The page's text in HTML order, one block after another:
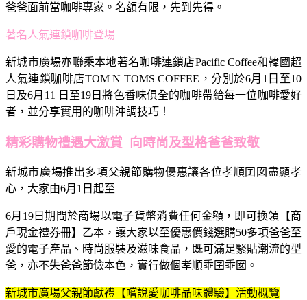
爸爸面前當咖啡專家。名額有限，先到先得。
著名人氣連鎖咖啡登場
新城市廣場亦聯乘本地著名咖啡連鎖店Pacific Coffee和韓國超
人氣連鎖咖啡店TOM N TOMS COFFEE，分別於6月1日至10
日及6月11 日至19日將色香味俱全的咖啡帶給每一位咖啡愛好
者，並分享實用的咖啡沖調技巧！
精彩購物禮遇大激賞 向時尚及型格爸爸致敬
新城市廣場推出多項父親節購物優惠讓各位孝順囝囡盡顯孝
心，大家由6月1日起至
6月19日期間於商場以電子貨幣消費任何金額，即可換領【商
戶現金禮券冊】乙本，讓大家以至優惠價錢選購50多項爸爸至
愛的電子產品、時尚服裝及滋味食品，既可滿足緊貼潮流的型
爸，亦不失爸爸節儉本色，實行做個孝順乖囝乖囡。
新城市廣場父親節獻禮【嚐說愛咖啡品味體驗】活動概覽